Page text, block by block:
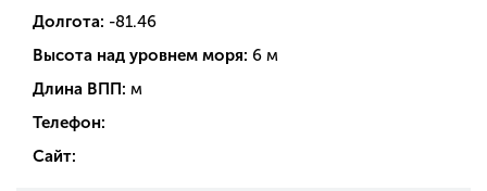
Долгота: -81.46
Высота над уровнем моря: 6 м
Длина ВПП: м
Телефон:
Сайт: